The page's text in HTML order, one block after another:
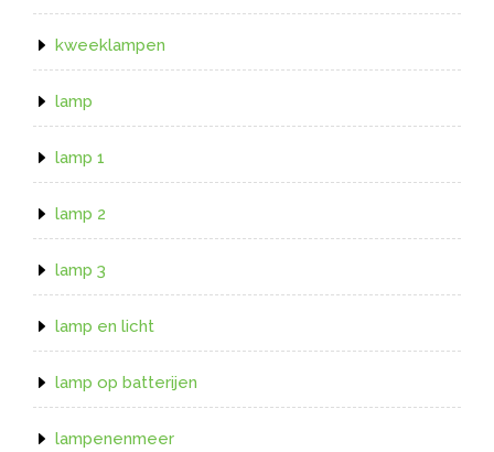
kweeklampen
lamp
lamp 1
lamp 2
lamp 3
lamp en licht
lamp op batterijen
lampenenmeer